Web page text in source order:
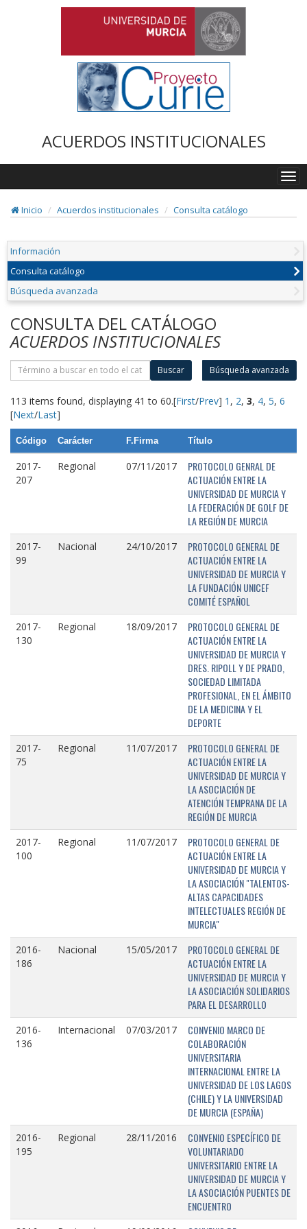
ACUERDOS INSTITUCIONALES
Inicio
Acuerdos institucionales Consulta catálogo
Información
Consulta catálogo
Búsqueda avanzada
CONSULTA DEL CATÁLOGO
ACUERDOS INSTITUCIONALES
Buscar Búsqueda avanzada
113 items found, displaying 41 to 60.[First/Prev] 1 , 2, 3, 4, 5, 6
[Next/Last]
Código Carácter F.Firma Título
2017-
207
Regional 07/11/2017
PROTOCOLO GENRAL DE
ACTUACIÓN ENTRE LA
UNIVERSIDAD DE MURCIA Y
LA FEDERACIÓN DE GOLF DE
LA REGIÓN DE MURCIA
2017-
99
Nacional 24/10/2017
PROTOCOLO GENERAL DE
ACTUACIÓN ENTRE LA
UNIVERSIDAD DE MURCIA Y
LA FUNDACIÓN UNICEF
COMITÉ ESPAÑOL
2017-
130
Regional 18/09/2017
PROTOCOLO GENERAL DE
ACTUACIÓN ENTRE LA
UNIVERSIDAD DE MURCIA Y
DRES. RIPOLL Y DE PRADO,
SOCIEDAD LIMITADA
PROFESIONAL, EN EL ÁMBITO
DE LA MEDICINA Y EL
DEPORTE
2017-
75
Regional 11/07/2017
PROTOCOLO GENERAL DE
ACTUACIÓN ENTRE LA
UNIVERSIDAD DE MURCIA Y
LA ASOCIACIÓN DE
ATENCIÓN TEMPRANA DE LA
REGIÓN DE MURCIA
2017-
100
Regional 11/07/2017
PROTOCOLO GENERAL DE
ACTUACIÓN ENTRE LA
UNIVERSIDAD DE MURCIA Y
LA ASOCIACIÓN "TALENTOS-
ALTAS CAPACIDADES
INTELECTUALES REGIÓN DE
MURCIA"
2016-
186
Nacional 15/05/2017
PROTOCOLO GENERAL DE
ACTUACIÓN ENTRE LA
UNIVERSIDAD DE MURCIA Y
LA ASOCIACIÓN SOLIDARIOS
PARA EL DESARROLLO
2016-
136
Internacional 07/03/2017
CONVENIO MARCO DE
COLABORACIÓN
UNIVERSITARIA
INTERNACIONAL ENTRE LA
UNIVERSIDAD DE LOS LAGOS
(CHILE) Y LA UNIVERSIDAD
DE MURCIA (ESPAÑA)
2016-
195
Regional 28/11/2016
CONVENIO ESPECÍFICO DE
VOLUNTARIADO
UNIVERSITARIO ENTRE LA
UNIVERSIDAD DE MURCIA Y
LA ASOCIACIÓN PUENTES DE
ENCUENTRO